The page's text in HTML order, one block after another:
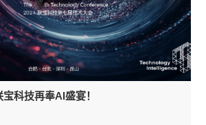
科技再奉AI盛宴！